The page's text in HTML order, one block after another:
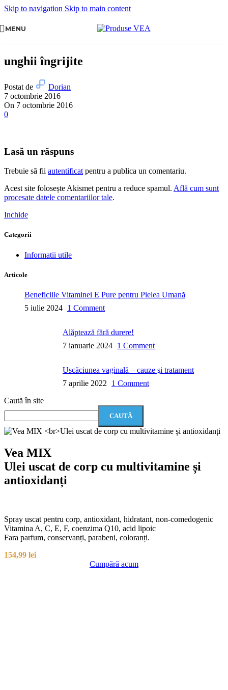
Skip to navigation Skip to main content
MENU
unghii îngrijite
Postat de
Dorian
7 octombrie 2016
On 7 octombrie 2016
0
Lasă un răspuns
Trebuie să fii autentificat pentru a publica un comentariu.
Acest site folosește Akismet pentru a reduce spamul. Află cum sunt
procesate datele comentariilor tale.
Inchide
Categorii
Informatii utile
Articole
Beneficiile Vitaminei E Pure pentru Pielea Umană
5 iulie 2024 1 Comment
Alăptează fără durere!
7 ianuarie 2024 1 Comment
Uscăciunea vaginală – cauze şi tratament
7 aprilie 2022
1 Comment
Caută în site
CAUTĂ
Vea MIX
Ulei uscat de corp cu multivitamine și
antioxidanți
Spray uscat pentru corp, antioxidant, hidratant, non-comedogenic
Vitamina A, C, E, F, coenzima Q10, acid lipoic
Fara parfum, conservanți, parabeni, coloranți.
154,99 lei
Cumpără acum